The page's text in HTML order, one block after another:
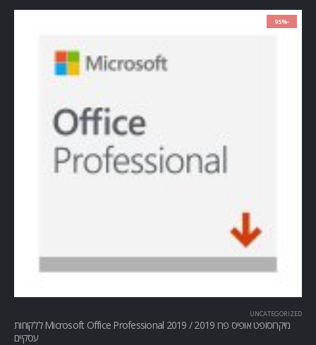
-95%
UNCATEGORIZED
מיקרוסופט אופיס פרו Microsoft Office Professional 2019 / 2019 ללקוחות
עסקיים